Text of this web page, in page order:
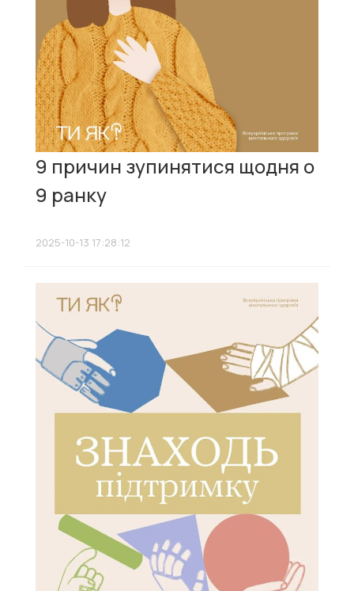
9 причин зупинятися щодня о
9 ранку
2025-10-13 17:28:12